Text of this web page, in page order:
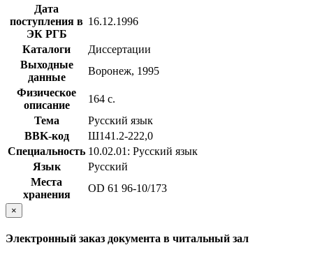
Дата
поступления в
ЭК РГБ
16.12.1996
Каталоги
Диссертации
Выходные
данные
Воронеж, 1995
Физическое
описание
164 с.
Тема
Русский язык
BBK-код
Ш141.2-222,0
Специальность 10.02.01: Русский язык
Язык
Русский
Места
хранения
OD 61 96-10/173
×
Электронный заказ документа в читальный зал